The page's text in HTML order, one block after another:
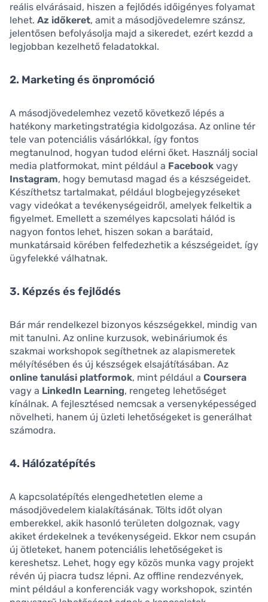
reális elvárásaid, hiszen a fejlődés időigényes folyamat
lehet. Az időkeret, amit a másodjövedelemre szánsz,
jelentősen befolyásolja majd a sikeredet, ezért kezdd a
legjobban kezelhető feladatokkal.
2. Marketing és önpromóció
A másodjövedelemhez vezető következő lépés a
hatékony marketingstratégia kidolgozása. Az online tér
tele van potenciális vásárlókkal, így fontos
megtanulnod, hogyan tudod elérni őket. Használj social
media platformokat, mint például a Facebook vagy
Instagram, hogy bemutasd magad és a készségeidet.
Készíthetsz tartalmakat, például blogbejegyzéseket
vagy videókat a tevékenységeidről, amelyek felkeltik a
figyelmet. Emellett a személyes kapcsolati hálód is
nagyon fontos lehet, hiszen sokan a barátaid,
munkatársaid körében felfedezhetik a készségeidet, így
ügyfelekké válhatnak.
3. Képzés és fejlődés
Bár már rendelkezel bizonyos készségekkel, mindig van
mit tanulni. Az online kurzusok, webináriumok és
szakmai workshopok segíthetnek az alapismeretek
mélyítésében és új készségek elsajátításában. Az
online tanulási platformok, mint például a Coursera
vagy a LinkedIn Learning, rengeteg lehetőséget
kínálnak. A fejlesztésed nemcsak a versenyképességed
növelheti, hanem új üzleti lehetőségeket is generálhat
számodra.
4. Hálózatépítés
A kapcsolatépítés elengedhetetlen eleme a
másodjövedelem kialakításának. Tölts időt olyan
emberekkel, akik hasonló területen dolgoznak, vagy
akiket érdekelnek a tevékenységeid. Ekkor nem csupán
új ötleteket, hanem potenciális lehetőségeket is
kereshetsz. Lehet, hogy egy közös munka vagy projekt
révén új piacra tudsz lépni. Az offline rendezvények,
mint például a konferenciák vagy workshopok, szintén